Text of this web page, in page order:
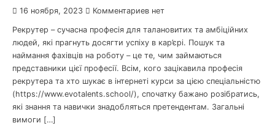
16 ноября, 2023 Комментариев нет
Рекрутер – сучасна професія для талановитих та амбіційних
людей, які прагнуть досягти успіху в кар’єрі. Пошук та
наймання фахівців на роботу – це те, чим займаються
представники цієї професії. Всім, кого зацікавила професія
рекрутера та хто шукає в інтернеті курси за цією спеціальністю
(https://www.evotalents.school/), спочатку бажано розібратись,
які знання та навички знадобляться претендентам. Загальні
вимоги […]